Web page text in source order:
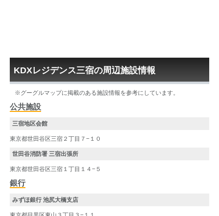
KDXレジデンス三宿の周辺施設情報
※グーグルマップに掲載のある施設情報を参考にしています。
公共施設
三宿地区会館
東京都世田谷区三宿２丁目７−１０
世田谷消防署 三宿出張所
東京都世田谷区三宿１丁目１４−５
銀行
みずほ銀行 池尻大橋支店